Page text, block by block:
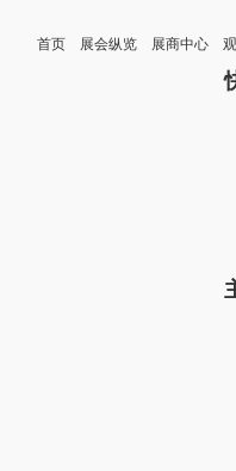
首页 展会纵览 展商中心